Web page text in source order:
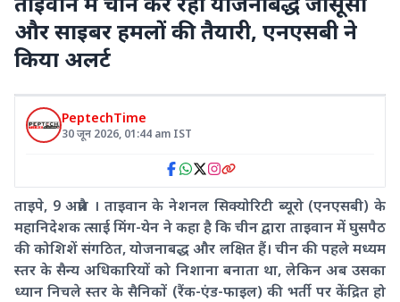
और साइबर हमलों की तैयारी, एनएसबी ने
किया अलर्ट
PeptechTime
30 जून 2026, 01:44 am IST
ताइपे, 9 अप्रैल । ताइवान के नेशनल सिक्योरिटी ब्यूरो (एनएसबी) के
महानिदेशक त्साई मिंग-येन ने कहा है कि चीन द्वारा ताइवान में घुसपैठ
की कोशिशें संगठित, योजनाबद्ध और लक्षित हैं। चीन की पहले मध्यम
स्तर के सैन्य अधिकारियों को निशाना बनाता था, लेकिन अब उसका
ध्यान निचले स्तर के सैनिकों (रैंक-एंड-फाइल) की भर्ती पर केंद्रित हो